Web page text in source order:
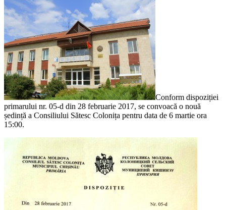
Conform dispoziției
primarului nr. 05-d din 28 februarie 2017, se convoacă o nouă
ședință a Consiliului Sătesc Colonița pentru data de 6 martie ora
15:00.